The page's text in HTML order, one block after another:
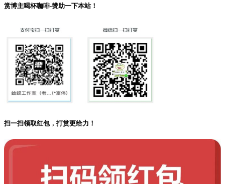
赏博主喝杯咖啡-赞助一下本站！
扫一扫领取红包，打赏更给力！